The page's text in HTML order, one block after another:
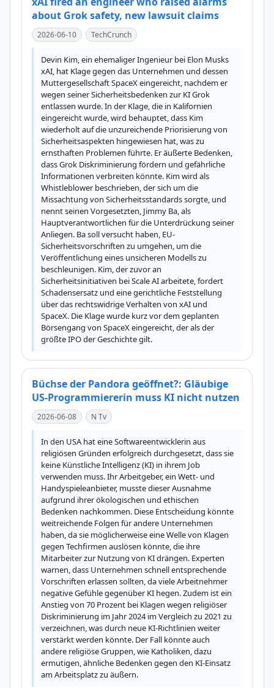
about Grok safety, new lawsuit claims
2026-06-10 TechCrunch
Devin Kim, ein ehemaliger Ingenieur bei Elon Musks
xAI, hat Klage gegen das Unternehmen und dessen
Muttergesellschaft SpaceX eingereicht, nachdem er
wegen seiner Sicherheitsbedenken zur KI Grok
entlassen wurde. In der Klage, die in Kalifornien
eingereicht wurde, wird behauptet, dass Kim
wiederholt auf die unzureichende Priorisierung von
Sicherheitsaspekten hingewiesen hat, was zu
ernsthaften Problemen führte. Er äußerte Bedenken,
dass Grok Diskriminierung fördern und gefährliche
Informationen verbreiten könnte. Kim wird als
Whistleblower beschrieben, der sich um die
Missachtung von Sicherheitsstandards sorgte, und
nennt seinen Vorgesetzten, Jimmy Ba, als
Hauptverantwortlichen für die Unterdrückung seiner
Anliegen. Ba soll versucht haben, EU-
Sicherheitsvorschriften zu umgehen, um die
Veröffentlichung eines unsicheren Modells zu
beschleunigen. Kim, der zuvor an
Sicherheitsinitiativen bei Scale AI arbeitete, fordert
Schadensersatz und eine gerichtliche Feststellung
über das rechtswidrige Verhalten von xAI und
SpaceX. Die Klage wurde kurz vor dem geplanten
Börsengang von SpaceX eingereicht, der als der
größte IPO der Geschichte gilt.
Büchse der Pandora geöffnet?: Gläubige
US-Programmiererin muss KI nicht nutzen
2026-06-08 N Tv
In den USA hat eine Softwareentwicklerin aus
religiösen Gründen erfolgreich durchgesetzt, dass sie
keine Künstliche Intelligenz (KI) in ihrem Job
verwenden muss. Ihr Arbeitgeber, ein Wett- und
Handyspieleanbieter, musste dieser Ausnahme
aufgrund ihrer ökologischen und ethischen
Bedenken nachkommen. Diese Entscheidung könnte
weitreichende Folgen für andere Unternehmen
haben, da sie möglicherweise eine Welle von Klagen
gegen Techfirmen auslösen könnte, die ihre
Mitarbeiter zur Nutzung von KI drängen. Experten
warnen, dass Unternehmen schnell entsprechende
Vorschriften erlassen sollten, da viele Arbeitnehmer
negative Gefühle gegenüber KI hegen. Zudem ist ein
Anstieg von 70 Prozent bei Klagen wegen religiöser
Diskriminierung im Jahr 2024 im Vergleich zu 2021 zu
verzeichnen, was durch neue KI-Richtlinien weiter
verstärkt werden könnte. Der Fall könnte auch
andere religiöse Gruppen, wie Katholiken, dazu
ermutigen, ähnliche Bedenken gegen den KI-Einsatz
am Arbeitsplatz zu äußern.